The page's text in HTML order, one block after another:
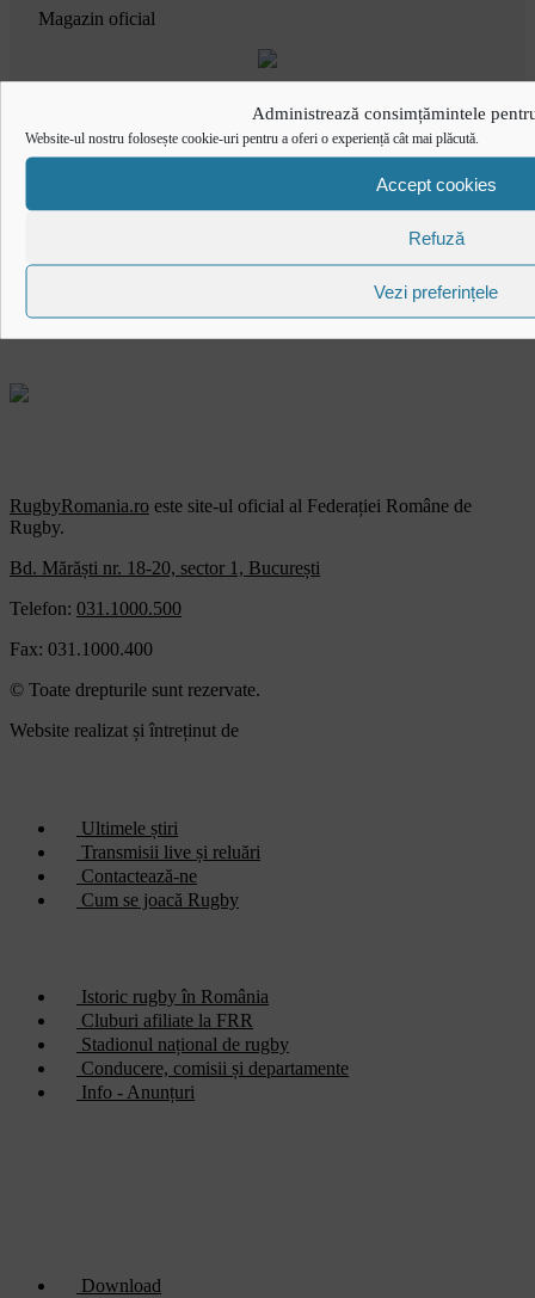
Administrează consimțămintele
Website-ul nostru folosește cookie-uri pentru a oferi o experiență cât mai plăcută.
Accept cookies
Refuză
Vezi preferințele
Magazin oficial
RugbyRomania.ro este site-ul oficial al Federației Române de
Rugby.
Bd. Mărăști nr. 18-20, sector 1, București
Telefon: 031.1000.500
Fax: 031.1000.400
© Toate drepturile sunt rezervate.
Website realizat și întreținut de
Ultimele știri
Transmisii live și reluări
Contactează-ne
Cum se joacă Rugby
Istoric rugby în România
Cluburi afiliate la FRR
Stadionul național de rugby
Conducere, comisii și departamente
Info - Anunțuri
Download